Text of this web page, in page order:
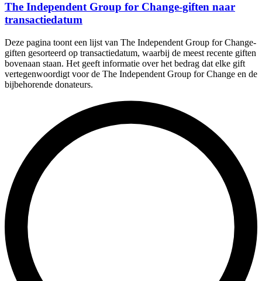
The Independent Group for Change-giften naar
transactiedatum
Deze pagina toont een lijst van The Independent Group for Change-
giften gesorteerd op transactiedatum, waarbij de meest recente giften
bovenaan staan. Het geeft informatie over het bedrag dat elke gift
vertegenwoordigt voor de The Independent Group for Change en de
bijbehorende donateurs.